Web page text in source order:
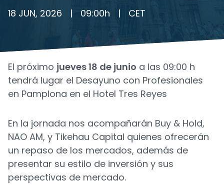
18 JUN, 2026 | 09:00h | CET
El próximo jueves 18 de junio a las 09:00 h
tendrá lugar el Desayuno con Profesionales
en Pamplona en el Hotel Tres Reyes
En la jornada nos acompañarán Buy & Hold,
NAO AM, y Tikehau Capital quienes ofrecerán
un repaso de los mercados, además de
presentar su estilo de inversión y sus
perspectivas de mercado.